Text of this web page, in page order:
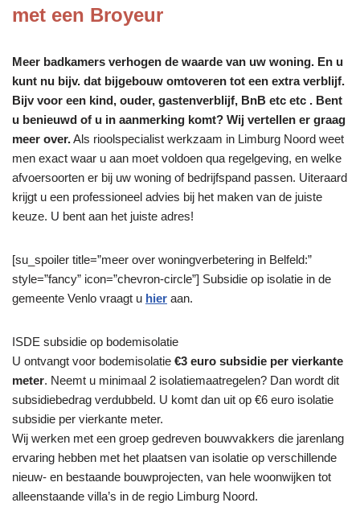
met een Broyeur
Meer badkamers verhogen de waarde van uw woning. En u
kunt nu bijv. dat bijgebouw omtoveren tot een extra verblijf.
Bijv voor een kind, ouder, gastenverblijf, BnB etc etc . Bent
u benieuwd of u in aanmerking komt? Wij vertellen er graag
meer over.Als rioolspecialist werkzaam in Limburg Noord weet
men exact waar u aan moet voldoen qua regelgeving, en welke
afvoersoorten er bij uw woning of bedrijfspand passen. Uiteraard
krijgt u een professioneel advies bij het maken van de juiste
keuze. U bent aan het juiste adres!
[su_spoiler title=”meer over woningverbetering in Belfeld:”
style=”fancy” icon=”chevron-circle”] Subsidie op isolatie in de
gemeente Venlo vraagt u hier aan.
ISDE subsidie op bodemisolatie
U ontvangt voor bodemisolatie €3 euro subsidie per vierkante
meter. Neemt u minimaal 2 isolatiemaatregelen? Dan wordt dit
subsidiebedrag verdubbeld. U komt dan uit op €6 euro isolatie
subsidie per vierkante meter.
Wij werken met een groep gedreven bouwvakkers die jarenlang
ervaring hebben met het plaatsen van isolatie op verschillende
nieuw- en bestaande bouwprojecten, van hele woonwijken tot
alleenstaande villa’s in de regio Limburg Noord.